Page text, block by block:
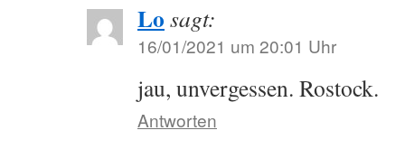
Lo sagt:
16/01/2021 um 20:01 Uhr
jau, unvergessen. Rostock.
Antworten